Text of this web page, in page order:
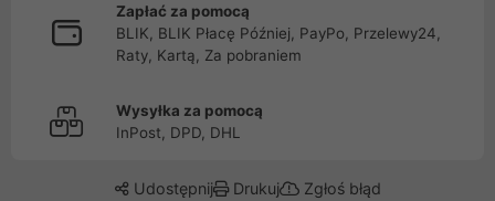
Zapłać za pomocą
BLIK, BLIK Płacę Później, PayPo, Przelewy24,
Raty, Kartą, Za pobraniem
Wysyłka za pomocą
InPost, DPD, DHL
Udostępnij Drukuj Zgłoś błąd